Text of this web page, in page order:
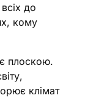
до
кому
плоскою.
клімат